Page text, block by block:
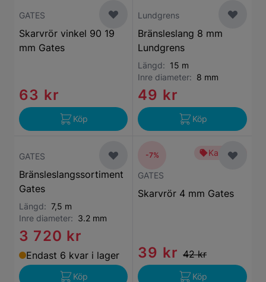
GATES
Skarvrör vinkel 90 19
mm Gates
63 kr
Köp
Lundgrens
Bränsleslang 8 mm
Lundgrens
Längd: 15 m
Inre diameter: 8 mm
49 kr
Köp
GATES
Bränsleslangssortiment
Gates
Längd: 7,5 m
Inre diameter: 3.2 mm
3 720 kr
Endast 6 kvar i lager
Köp
Kampanj
GATES
Skarvrör 4 mm Gates
39 kr 42 kr
-7%
Köp